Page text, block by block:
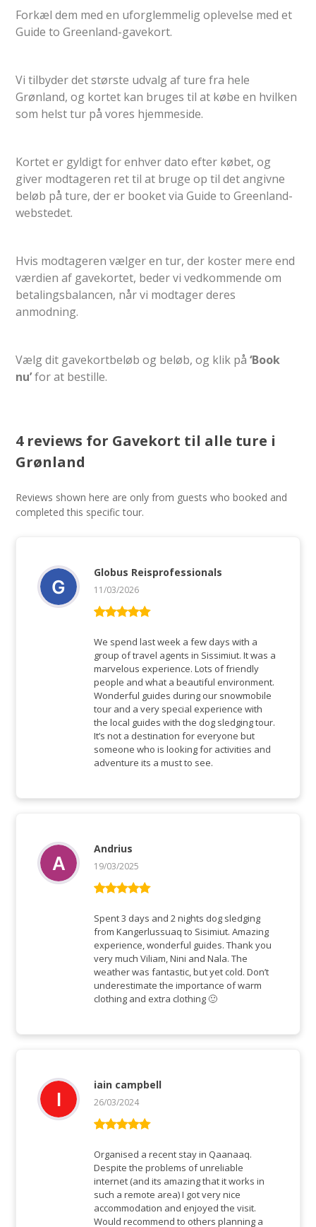
Forkæl dem med en uforglemmelig oplevelse med et
Guide to Greenland-gavekort.
Vi tilbyder det største udvalg af ture fra hele
Grønland, og kortet kan bruges til at købe en hvilken
som helst tur på vores hjemmeside.
Kortet er gyldigt for enhver dato efter købet, og
giver modtageren ret til at bruge op til det angivne
beløb på ture, der er booket via Guide to Greenland-
webstedet.
Hvis modtageren vælger en tur, der koster mere end
værdien af gavekortet, beder vi vedkommende om
betalingsbalancen, når vi modtager deres
anmodning.
Vælg dit gavekortbeløb og beløb, og klik på‘Book
nu’for at bestille.
4 reviews for Gavekort til alle ture i
Grønland
Reviews shown here are only from guests who booked and
completed this specific tour.
of 5
Globus Reisprofessionals
11/03/2026
We spend last week a few days with a
group of travel agents in Sissimiut. It was a
marvelous experience. Lots of friendly
people and what a beautiful environment.
Wonderful guides during our snowmobile
tour and a very special experience with
the local guides with the dog sledging tour.
It’s not a destination for everyone but
someone who is looking for activities and
adventure its a must to see.
of 5
Andrius
19/03/2025
Spent 3 days and 2 nights dog sledging
from Kangerlussuaq to Sisimiut. Amazing
experience, wonderful guides. Thank you
very much Viliam, Nini and Nala. The
weather was fantastic, but yet cold. Don’t
underestimate the importance of warm
clothing and extra clothing 🙂
of 5
iain campbell
26/03/2024
Organised a recent stay in Qaanaaq.
Despite the problems of unreliable
internet (and its amazing that it works in
such a remote area) I got very nice
accommodation and enjoyed the visit.
Would recommend to others planning a